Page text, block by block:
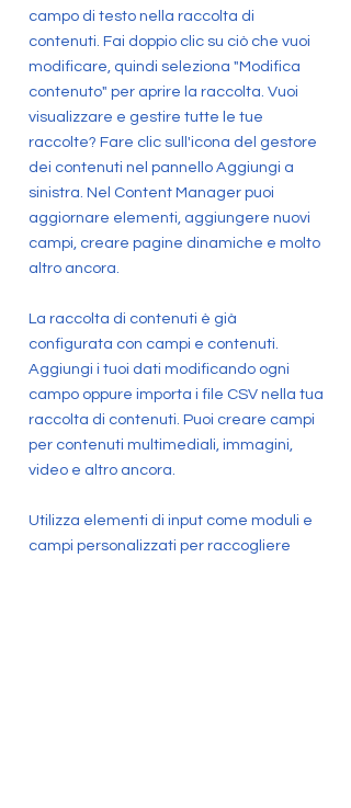
campo di testo nella raccolta di
contenuti. Fai doppio clic su ciò che vuoi
modificare, quindi seleziona "Modifica
contenuto" per aprire la raccolta. Vuoi
visualizzare e gestire tutte le tue
raccolte? Fare clic sull'icona del gestore
dei contenuti nel pannello Aggiungi a
sinistra. Nel Content Manager puoi
aggiornare elementi, aggiungere nuovi
campi, creare pagine dinamiche e molto
altro ancora.
La raccolta di contenuti è già
configurata con campi e contenuti.
Aggiungi i tuoi dati modificando ogni
campo oppure importa i file CSV nella tua
raccolta di contenuti. Puoi creare campi
per contenuti multimediali, immagini,
video e altro ancora.
Utilizza elementi di input come moduli e
campi personalizzati per raccogliere